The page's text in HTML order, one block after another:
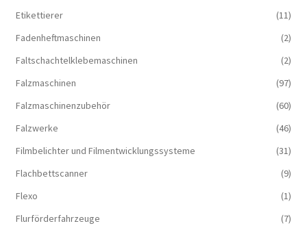
Etikettierer
(11)
Fadenheftmaschinen
(2)
Faltschachtelklebemaschinen
(2)
Falzmaschinen
(97)
Falzmaschinenzubehör
(60)
Falzwerke
(46)
Filmbelichter und Filmentwicklungssysteme
(31)
Flachbettscanner
(9)
Flexo
(1)
Flurförderfahrzeuge
(7)